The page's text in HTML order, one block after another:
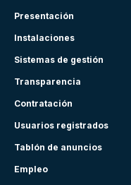
Presentación
Instalaciones
Sistemas de gestión
Transparencia
Contratación
Usuarios registrados
Tablón de anuncios
Empleo